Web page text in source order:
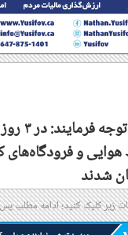
و فرودگاه‌های
شدند
زیر کلیک کنید؛ ادامه مطلب پس